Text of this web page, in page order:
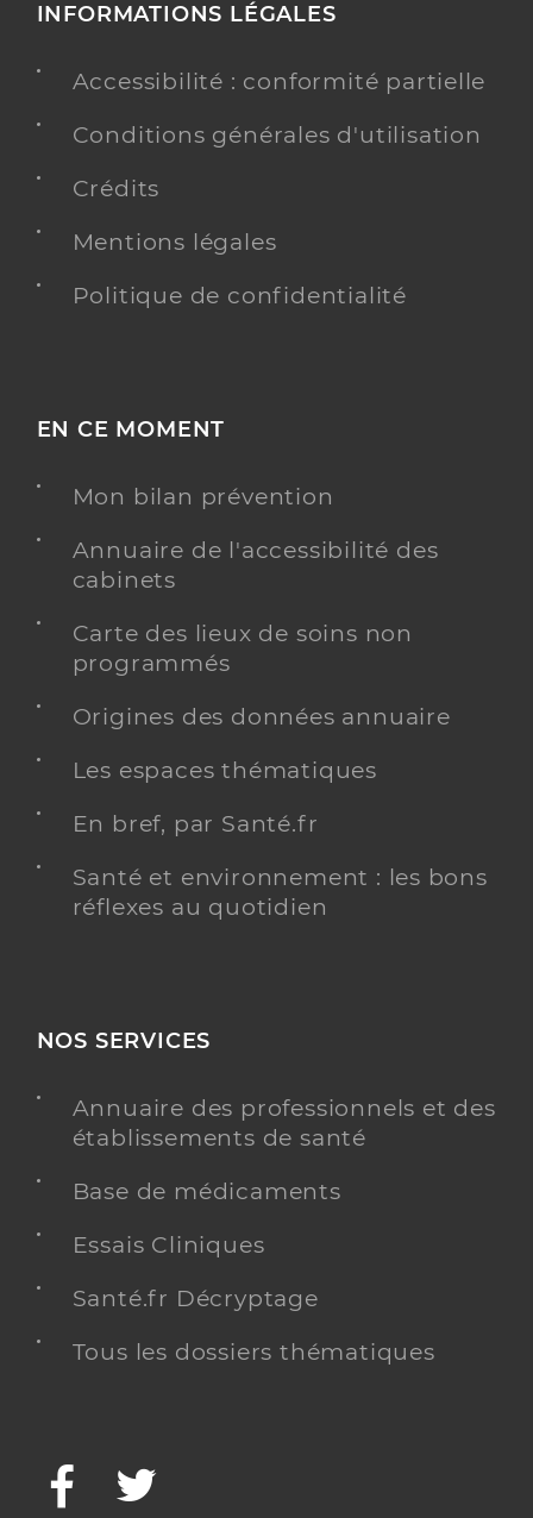
INFORMATIONS LÉGALES
Accessibilité : conformité partielle
Conditions générales d'utilisation
Crédits
Mentions légales
Politique de confidentialité
EN CE MOMENT
Mon bilan prévention
Annuaire de l'accessibilité des
cabinets
Carte des lieux de soins non
programmés
Origines des données annuaire
Les espaces thématiques
En bref, par Santé.fr
Santé et environnement : les bons
réflexes au quotidien
NOS SERVICES
Annuaire des professionnels et des
établissements de santé
Base de médicaments
Essais Cliniques
Santé.fr Décryptage
Tous les dossiers thématiques
Facebook